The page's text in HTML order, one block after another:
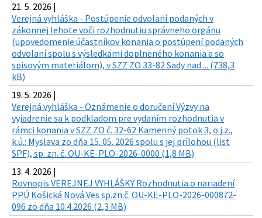
21. 5. 2026 |
Verejná vyhláška - Postúpenie odvolaní podaných v
zákonnej lehote voči rozhodnutiu správneho orgánu
(upovedomenie účastníkov konania o postúpení podaných
odvolaní spolu s výsledkami doplneného konania a so
spisovým materiálom), v SZZ ZO 33-82 Sady nad ... (738,3
kB)
19. 5. 2026 |
Verejná vyhláška - Oznámenie o doručení Výzvy na
vyjadrenie sa k podkladom pre vydaním rozhodnutia v
rámci konania v SZZ ZO č. 32-62 Kamenný potok 3, o.j.z.,
k.ú.: Myslava zo dňa 15. 05. 2026 spolu s jej prílohou (list
SPF), sp. zn. č. OU-KE-PLO-2026-0000 (1,8 MB)
13. 4. 2026 |
Rovnopis VEREJNEJ VYHLÁŠKY Rozhodnutia o nariadení
PPÚ Košická Nová Ves sp.zn.č. OU-KE-PLO-2026-000872-
096 zo dňa 10.4.2026 (2,3 MB)